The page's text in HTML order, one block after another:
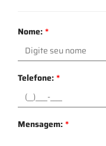
Nome:*
Telefone:*
Mensagem:*